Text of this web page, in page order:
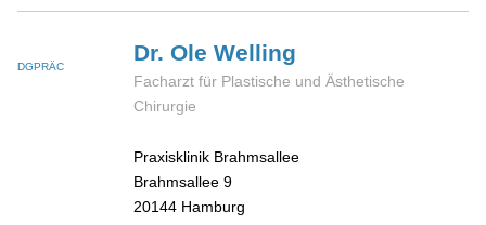
DGPRÄC
Dr. OleWelling
Facharzt für Plastische und Ästhetische
Chirurgie
Praxisklinik Brahmsallee
Brahmsallee 9
20144 Hamburg